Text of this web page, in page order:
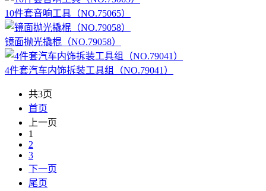
10件套音响工具（NO.75065）
镜面抛光撬棍（NO.79058）
4件套汽车内饰拆装工具组（NO.79041）
共3页
首页
上一页
1
2
3
下一页
尾页